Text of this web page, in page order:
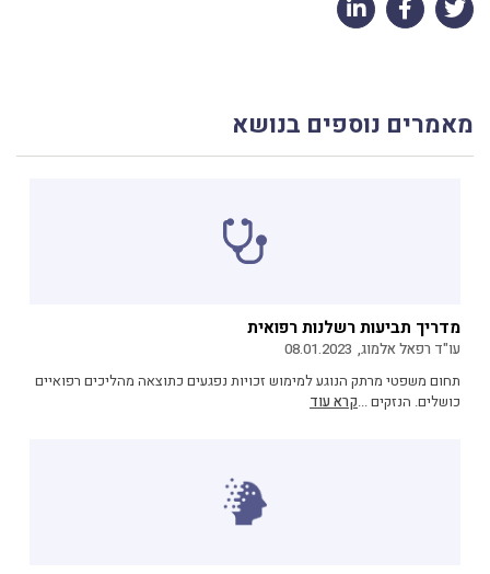
מאמרים נוספים בנושא
מדריך תביעות רשלנות רפואית
עו"ד רפאל אלמוג, 08.01.2023
תחום משפטי מרתק הנוגע למימוש זכויות נפגעים כתוצאה מהליכים רפואיים
כושלים. הנזקים ...קרא עוד